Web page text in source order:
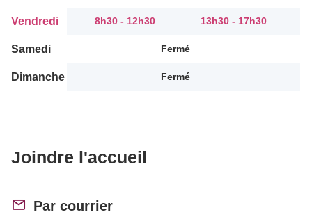
Vendredi 8h30 - 12h30 13h30 - 17h30
Samedi Fermé
Dimanche Fermé
Joindre l'accueil
Par courrier